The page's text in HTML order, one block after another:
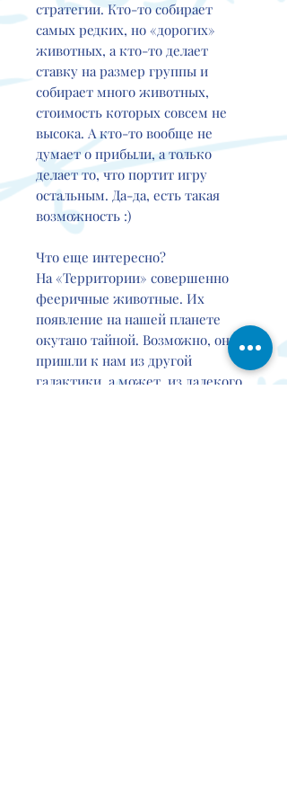
стратегии. Кто-то собирает
самых редких, но «дорогих»
животных, а кто-то делает
ставку на размер группы и
собирает много животных,
стоимость которых совсем не
высока. А кто-то вообще не
думает о прибыли, а только
делает то, что портит игру
остальным. Да-да, есть такая
возможность :)
Что еще интересно?
На «Территории» совершенно
фееричные животные. Их
появление на нашей планете
окутано тайной. Возможно, они
пришли к нам из другой
галактики, а может, из далекого